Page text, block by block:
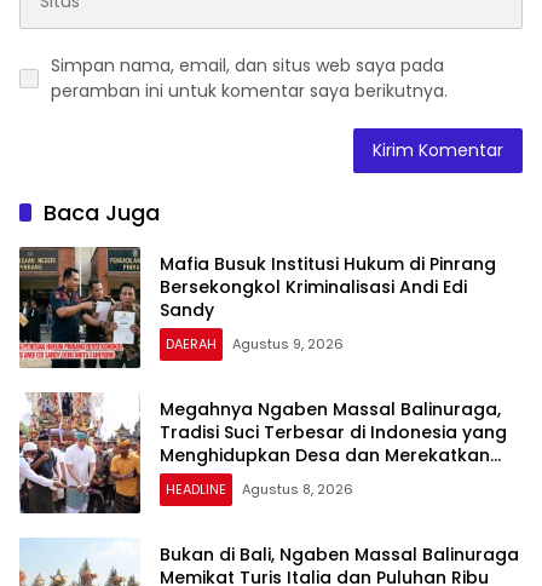
Simpan nama, email, dan situs web saya pada
peramban ini untuk komentar saya berikutnya.
Baca Juga
Mafia Busuk Institusi Hukum di Pinrang
Bersekongkol Kriminalisasi Andi Edi
Sandy
DAERAH Agustus 9, 2026
Megahnya Ngaben Massal Balinuraga,
Tradisi Suci Terbesar di Indonesia yang
Menghidupkan Desa dan Merekatkan
Ikatan Keluarga
HEADLINE Agustus 8, 2026
Bukan di Bali, Ngaben Massal Balinuraga
Memikat Turis Italia dan Puluhan Ribu